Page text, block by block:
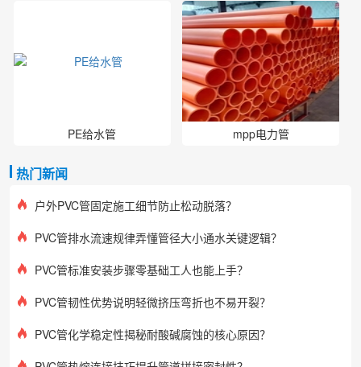
PE给水管 mpp电力管
热门新闻
户外PVC管固定施工细节防止松动脱落？
PVC管排水流速规律弄懂管径大小通水关键逻辑？
PVC管标准安装步骤零基础工人也能上手？
PVC管韧性优势说明轻微挤压弯折也不易开裂？
PVC管化学稳定性揭秘耐酸碱腐蚀的核心原因？